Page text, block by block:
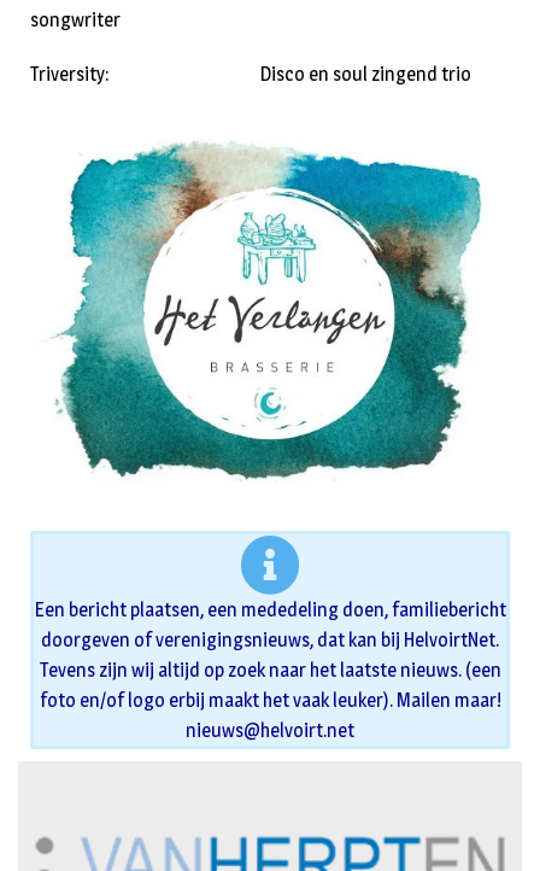
songwriter
Triversity: Disco en soul zingend trio
Een bericht plaatsen, een mededeling doen, familiebericht
doorgeven of verenigingsnieuws, dat kan bij HelvoirtNet.
Tevens zijn wij altijd op zoek naar het laatste nieuws. (een
foto en/of logo erbij maakt het vaak leuker). Mailen maar!
nieuws@helvoirt.net